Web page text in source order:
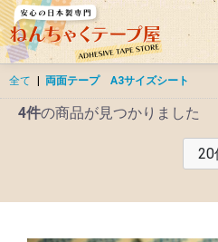
全て 両面テープ A3サイズシート
4件の商品が見つかりました